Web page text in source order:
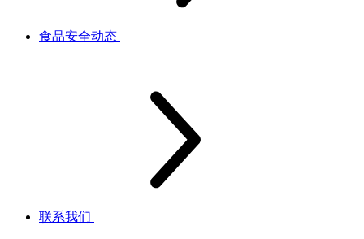
食品安全动态
联系我们